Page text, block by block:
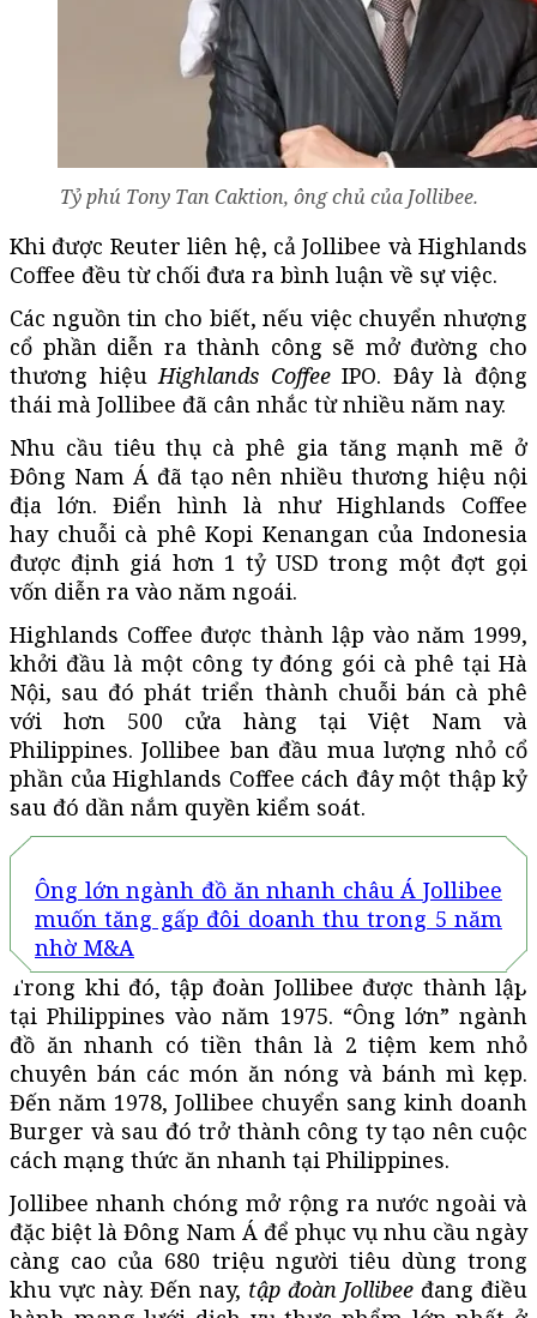
Tỷ phú Tony Tan Caktion, ông chủ của Jollibee.
Khi được Reuter liên hệ, cả Jollibee và Highlands
Coffee đều từ chối đưa ra bình luận về sự việc.
Các nguồn tin cho biết, nếu việc chuyển nhượng
cổ phần diễn ra thành công sẽ mở đường cho
thương hiệuHighlands CoffeeIPO. Đây là động
thái mà Jollibee đã cân nhắc từ nhiều năm nay.
Nhu cầu tiêu thụ cà phê gia tăng mạnh mẽ ở
Đông Nam Á đã tạo nên nhiều thương hiệu nội
địa lớn. Điển hình là như Highlands Coffee
haychuỗi cà phê Kopi Kenangan của Indonesia
được định giá hơn 1 tỷ USD trong một đợt gọi
vốn diễn ra vào năm ngoái.
Highlands Coffee được thành lập vào năm 1999,
khởi đầu là một công ty đóng gói cà phê tại Hà
Nội, sau đó phát triển thành chuỗi bán cà phê
với hơn 500 cửa hàng tại Việt Nam và
Philippines. Jollibee ban đầu mua lượng nhỏ cổ
phần của Highlands Coffee cách đây một thập kỷ
sau đó dần nắm quyền kiểm soát.
Ông lớn ngành đồ ăn nhanh châu Á Jollibee
muốn tăng gấp đôi doanh thu trong 5 năm
nhờ M&A
Trong khi đó, tập đoàn Jollibee được thành lập
tại Philippines vào năm 1975. “Ông lớn” ngành
đồ ăn nhanh có tiền thân là 2 tiệm kem nhỏ
chuyên bán các món ăn nóng và bánh mì kẹp.
Đến năm 1978, Jollibee chuyển sang kinh doanh
Burger và sau đó trở thành công ty tạo nên cuộc
cách mạng thức ăn nhanh tại Philippines.
Jollibee nhanh chóng mở rộng ra nước ngoài và
đặc biệt là Đông Nam Á để phục vụ nhu cầu ngày
càng cao của 680 triệu người tiêu dùng trong
khu vực này.Đến nay, tập đoàn Jollibee đang điều